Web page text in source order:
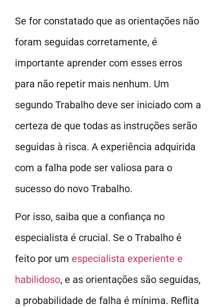
Se for constatado que as orientações não
foram seguidas corretamente, é
importante aprender com esses erros
para não repetir mais nenhum. Um
segundo Trabalho deve ser iniciado com a
certeza de que todas as instruções serão
seguidas à risca. A experiência adquirida
com a falha pode ser valiosa para o
sucesso do novo Trabalho.
Por isso, saiba que a confiança no
especialista é crucial. Se o Trabalho é
feito por um especialista experiente e
habilidoso, e as orientações são seguidas,
a probabilidade de falha é mínima. Reflita